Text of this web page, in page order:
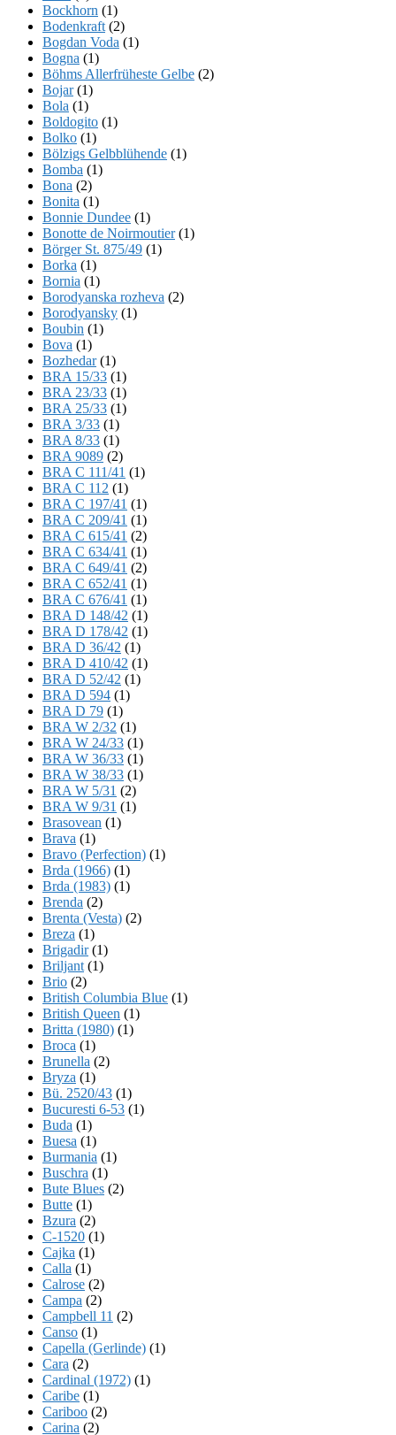
Bockhorn (1)
Bodenkraft (2)
Bogdan Voda (1)
Bogna (1)
Böhms Allerfrüheste Gelbe (2)
Bojar(1)
Bola (1)
Boldogito (1)
Bolko (1)
Bölzigs Gelbblühende (1)
Bomba (1)
Bona (2)
Bonita (1)
Bonnie Dundee (1)
Bonotte de Noirmoutier(1)
Börger St. 875/49 (1)
Borka (1)
Bornia (1)
Borodyanska rozheva (2)
Borodyansky (1)
Boubin (1)
Bova (1)
Bozhedar(1)
BRA 15/33 (1)
BRA 23/33 (1)
BRA 25/33 (1)
BRA 3/33 (1)
BRA 8/33 (1)
BRA 9089 (2)
BRA C 111/41 (1)
BRA C 112 (1)
BRA C 197/41 (1)
BRA C 209/41 (1)
BRA C 615/41 (2)
BRA C 634/41 (1)
BRA C 649/41 (2)
BRA C 652/41 (1)
BRA C 676/41 (1)
BRA D 148/42 (1)
BRA D 178/42 (1)
BRA D 36/42 (1)
BRA D 410/42 (1)
BRA D 52/42 (1)
BRA D 594 (1)
BRA D 79 (1)
BRA W 2/32 (1)
BRA W 24/33 (1)
BRA W 36/33 (1)
BRA W 38/33 (1)
BRA W 5/31 (2)
BRA W 9/31 (1)
Brasovean (1)
Brava (1)
Bravo (Perfection) (1)
Brda (1966) (1)
Brda (1983) (1)
Brenda (2)
Brenta (Vesta) (2)
Breza (1)
Brigadir(1)
Briljant (1)
Brio (2)
British Columbia Blue (1)
British Queen (1)
Britta (1980) (1)
Broca (1)
Brunella (2)
Bryza (1)
Bü. 2520/43 (1)
Bucuresti 6-53 (1)
Buda (1)
Buesa (1)
Burmania (1)
Buschra (1)
Bute Blues (2)
Butte (1)
Bzura (2)
C-1520 (1)
Cajka (1)
Calla (1)
Calrose (2)
Campa (2)
Campbell 11 (2)
Canso (1)
Capella (Gerlinde) (1)
Cara (2)
Cardinal (1972) (1)
Caribe (1)
Cariboo (2)
Carina (2)